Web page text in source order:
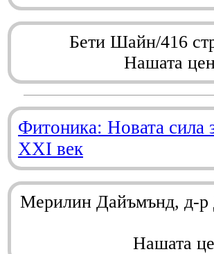
Бети Шайн/416
Нашата
Фитоника: Новата сила
XXI век
Мерилин Дайъмънд, д-р
Нашата